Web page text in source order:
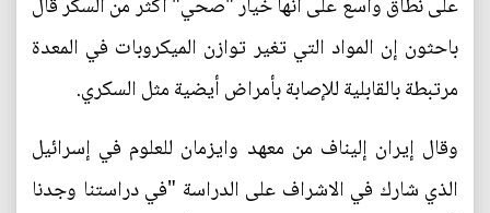
على نطاق واسع على أنها خيار "صحي" أكثر من السكر قال
باحثون إن المواد التي تغير توازن الميكروبات في المعدة
مرتبطة بالقابلية للإصابة بأمراض أيضية مثل السكري.
وقال إيران إليناف من معهد وايزمان للعلوم في إسرائيل
الذي شارك في الاشراف على الدراسة "في دراستنا وجدنا